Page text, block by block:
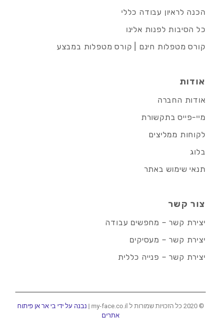
הכנה לראיון עבודה כללי
כל הסיבות לפנות אלינו
קורס מטפלות חינם | קורס מטפלות במבצע
אודות
אודות החברה
מיי-פייס בתקשורת
לקוחות ממליצים
בלוג
תנאי שימוש באתר
צור קשר
יצירת קשר – מחפשים עבודה
יצירת קשר – מעסיקים
יצירת קשר – פנייה כללית
© 2020 כל הזכויות שמורות ל my-face.co.il |
נבנה על ידי בי אר אן פיתוח
אתרים